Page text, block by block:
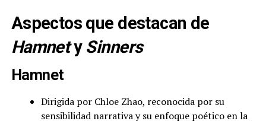
Aspectos que destacan de
Hamnety Sinners
Hamnet
Dirigida por Chloe Zhao, reconocida por su
sensibilidad narrativa y su enfoque poético en la